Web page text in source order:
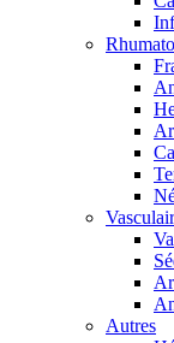
Autres